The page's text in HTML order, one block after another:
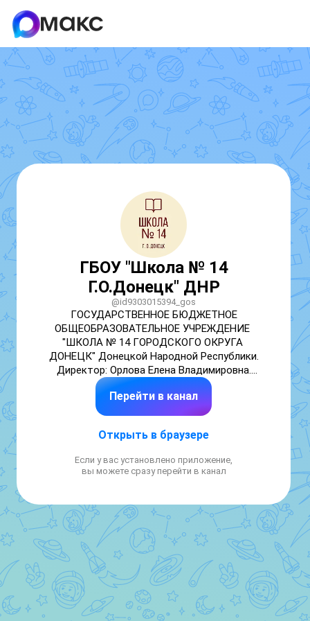
ГБОУ "Школа № 14
Г.О.Донецк" ДНР
@id9303015394_gos
ГОСУДАРСТВЕННОЕ БЮДЖЕТНОЕ
ОБЩЕОБРАЗОВАТЕЛЬНОЕ УЧРЕЖДЕНИЕ
"ШКОЛА № 14 ГОРОДСКОГО ОКРУГА
ДОНЕЦК" Донецкой Народной Республики.
Директор: Орлова Елена Владимировна.
Адрес: 283050, ДНР, Г.О. Донецк, г. Донецк,
ул. Щорса, д. 27.
Телефон: +7(856) 305-13-23.
doneck-r897.gosweb.gosuslugi.ru/
График работы школы:
Перейти в канал
Открыть в браузере
Если у вас установлено приложение,
вы можете сразу перейти в канал